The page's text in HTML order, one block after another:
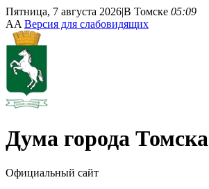
Пятница, 7 августа 2026|В Томске 05:09
AA Версия для слабовидящих
Дума города Томска
Официальный сайт